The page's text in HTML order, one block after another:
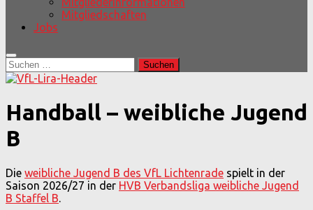
Mitgliedschaften
Jobs
Suchen
nach:
Handball – weibliche Jugend
B
Die weibliche Jugend B des VfL Lichtenrade spielt in der
Saison 2026/27 in der HVB Verbandsliga weibliche Jugend
B Staffel B.